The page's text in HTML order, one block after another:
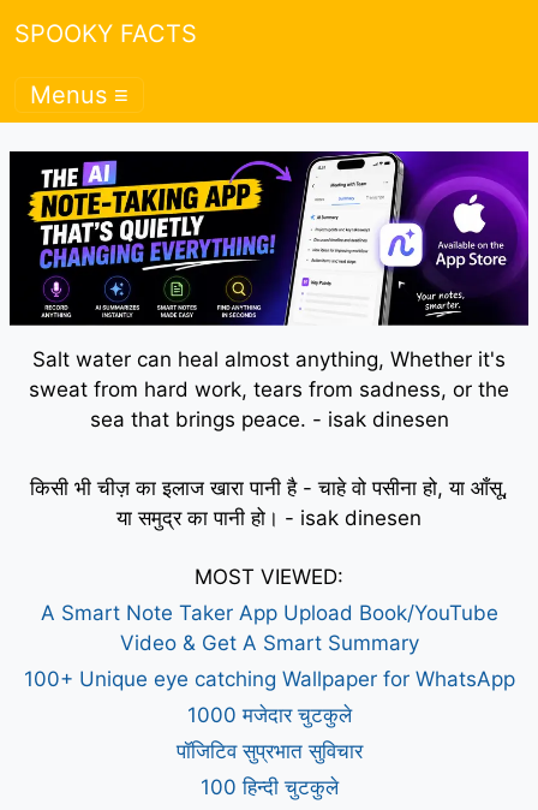
SPOOKY FACTS
Menus ≡
Salt water can heal almost anything, Whether it's
sweat from hard work, tears from sadness, or the
sea that brings peace. - isak dinesen
किसी भी चीज़ का इलाज खारा पानी है - चाहे वो पसीना हो, या आँसू,
या समुद्र का पानी हो। - isak dinesen
MOST VIEWED:
A Smart Note Taker App Upload Book/YouTube
Video & Get A Smart Summary
100+ Unique eye catching Wallpaper for WhatsApp
1000 मजेदार चुटकुले
पॉजिटिव सुप्रभात सुविचार
100 हिन्दी चुटकुले